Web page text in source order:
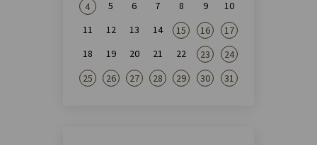
4 5 6 7 8 9
10
11
12 13 14 15 16
17
18
19 20 21 22 23
24
25
26 27 28 29 30 31